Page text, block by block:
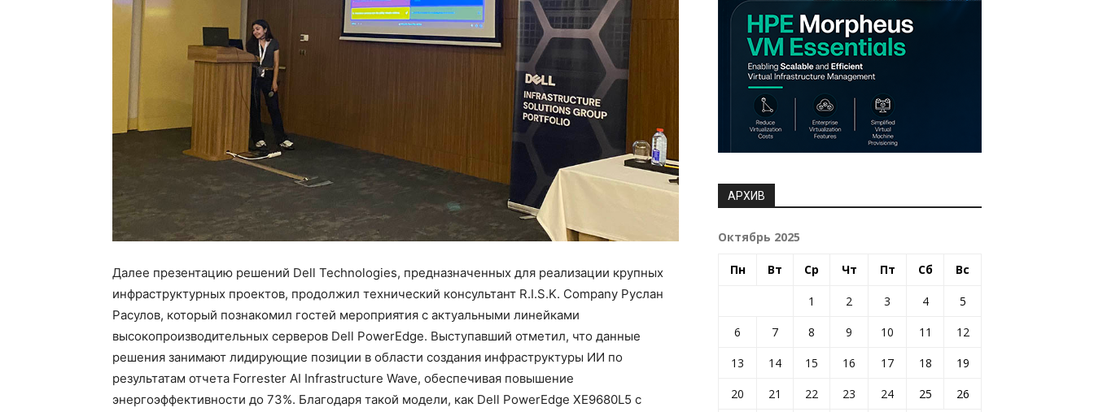
Далее презентацию решений Dell Technologies, предназначенных для реализации крупных
инфраструктурных проектов, продолжил технический консультант R.I.S.K. Company Руслан
Расулов, который познакомил гостей мероприятия с актуальными линейками
высокопроизводительных серверов Dell PowerEdge. Выступавший отметил, что данные
решения занимают лидирующие позиции в области создания инфраструктуры ИИ по
результатам отчета Forrester AI Infrastructure Wave, обеспечивая повышение
энергоэффективности до 73%. Благодаря такой модели, как Dell PowerEdge XE9680L5 с
АРХИВ
Октябрь 2025
Пн Вт Ср Чт Пт Сб Вс
1 2 3 4
5
6
7 8 9 10 11
12
13
14 15 16 17 18
19
20
21 22 23 24 25
26